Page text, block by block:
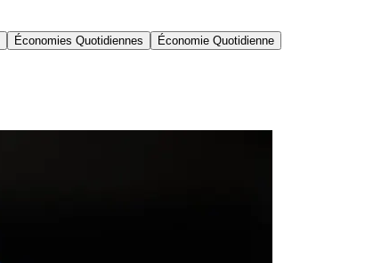
Économies Quotidiennes Économie Quotidienne